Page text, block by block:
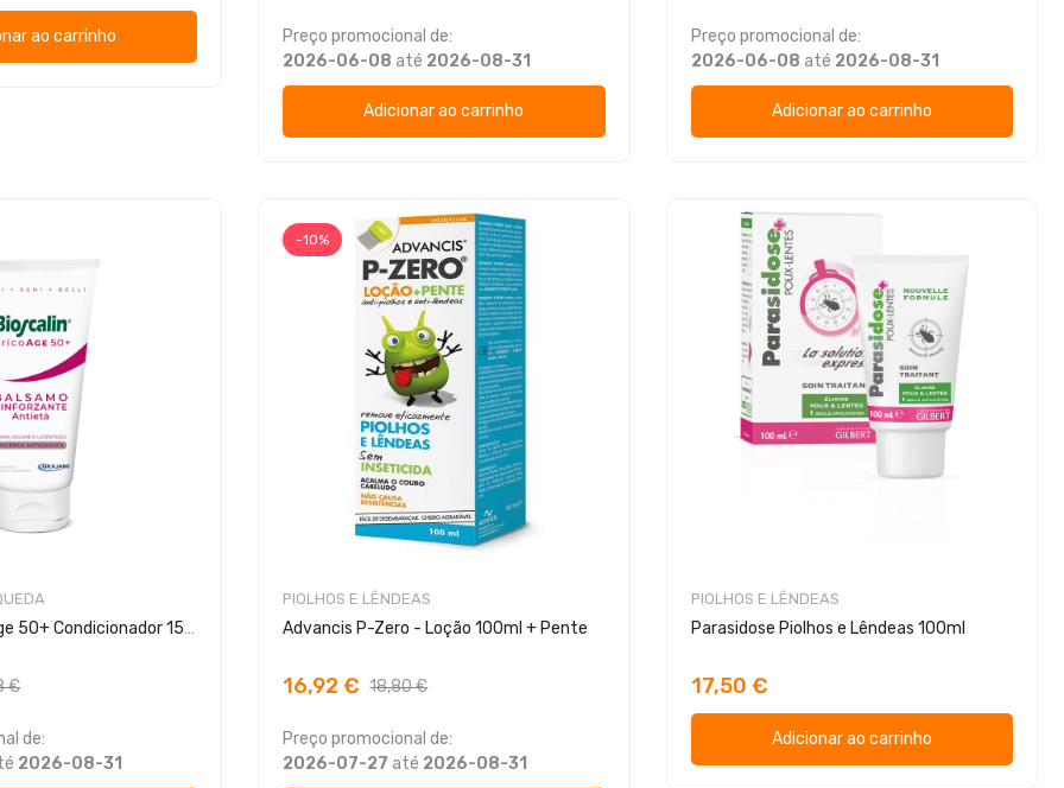
ao carrinho
Preço promocional de:
2026-06-08 até 2026-08-31
Adicionar ao carrinho
Preço promocional de:
2026-06-08 até 2026-08-31
Adicionar ao carrinho
Bioscalin TricoAge 50+ Condicionador 150ml
€
de:
2026-08-31
-10%
PIOLHOS E LÊNDEAS
Advancis P-Zero - Loção 100ml + Pente
16,92 € 18,80 €
Preço promocional de:
2026-07-27 até 2026-08-31
PIOLHOS E LÊNDEAS
Parasidose Piolhos e Lêndeas 100ml
17,50 €
Adicionar ao carrinho